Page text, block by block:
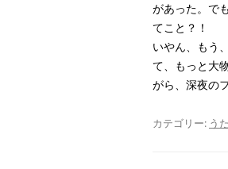
があった。で
てこと？！
いやん、もう
て、もっと大
がら、深夜の
カテゴリー: う